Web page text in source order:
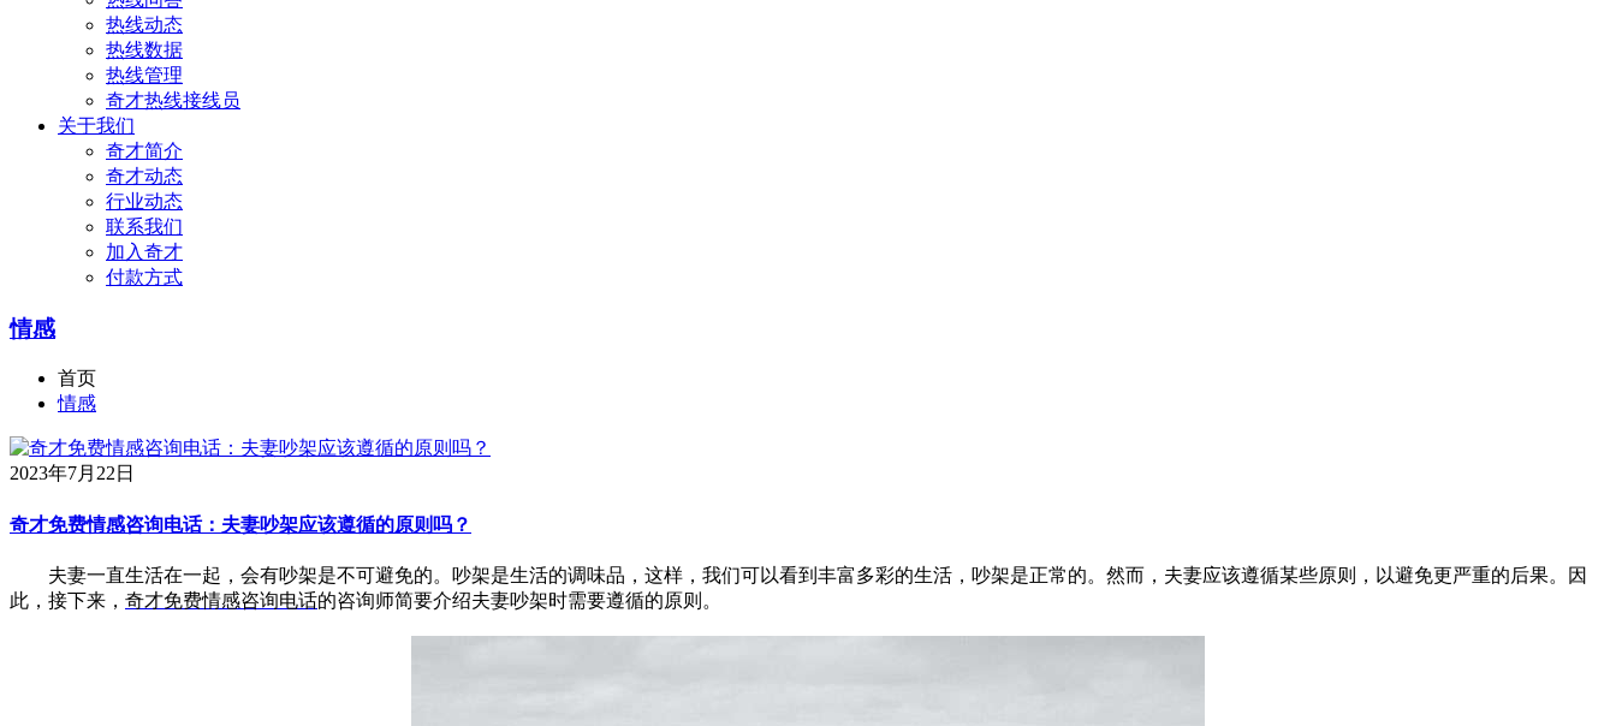
热线动态
热线数据
热线管理
奇才热线接线员
关于我们
奇才简介
奇才动态
行业动态
联系我们
加入奇才
付款方式
情感
首页
情感
2023年7月22日
奇才免费情感咨询电话：夫妻吵架应该遵循的原则吗？
夫妻一直生活在一起，会有吵架是不可避免的。吵架是生活的调味品，这样，我们可以看到丰富多彩的生活，吵架是正常的。然而，夫妻应该遵循某些原则，以避免更严重的后果。因
此，接下来， 奇才免费情感咨询电话的咨询师简要介绍夫妻吵架时需要遵循的原则。